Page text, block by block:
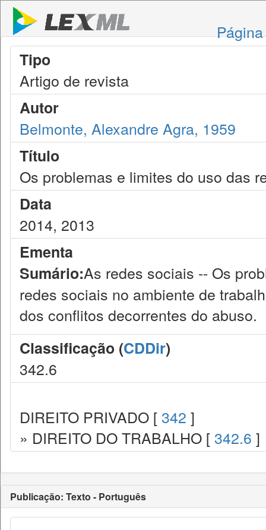
Tipo
Artigo de revista
Autor
Belmonte, Alexandre Agra, 1959
Título
Os problemas e limites do uso das
Data
2014, 2013
Ementa
Sumário:As redes sociais -- Os
redes sociais no ambiente de
dos conflitos decorrentes do abuso.
Classificação (CDDir)
342.6
DIREITO PRIVADO [ 342 ]
» DIREITO DO TRABALHO [ 342.6 ]
Publicação: Texto - Português